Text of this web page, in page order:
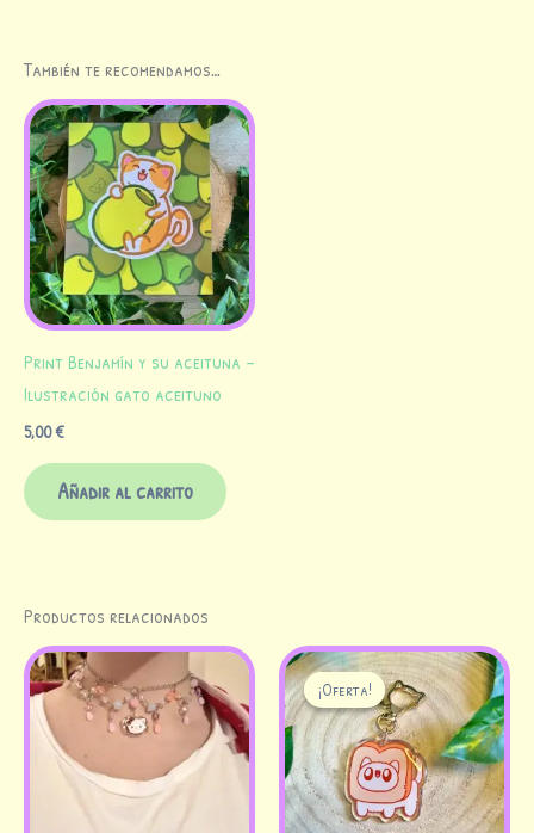
También te recomendamos…
Print Benjamín y su aceituna –
Ilustración gato aceituno
5,00€
Añadir al carrito
Productos relacionados
¡Oferta!
¡Oferta!
El
precio
original
era:
8,00 €.
El
precio
actual
es:
5,00 €.